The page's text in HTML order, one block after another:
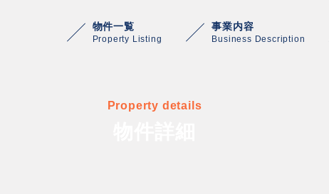
物件一覧
Property Listing
事業内容
Business Description
Property details